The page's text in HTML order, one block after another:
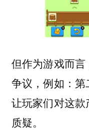
但作为游戏而
争议，例如：第
让玩家们对这
质疑。